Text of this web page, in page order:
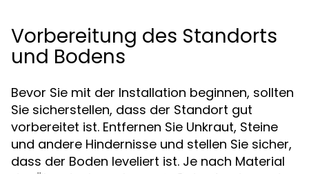
Vorbereitung des Standorts
und Bodens
Bevor Sie mit der Installation beginnen, sollten
Sie sicherstellen, dass der Standort gut
vorbereitet ist. Entfernen Sie Unkraut, Steine
und andere Hindernisse und stellen Sie sicher,
dass der Boden leveliert ist. Je nach Material